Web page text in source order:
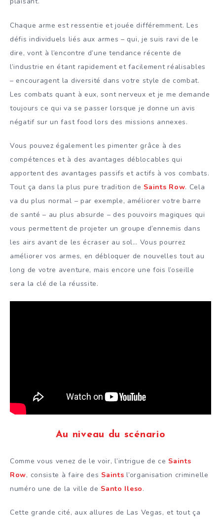
Chaque arme est ressentie et jouée différemment. Les
défis individuels liés aux armes – qui, je suis ravi de le
dire, vont à l’encontre d’une tendance récente de
l’industrie en étant rapidement et facilement réalisables
– encouragent la diversité dans votre style de combat.
Les combats quant à eux, sont nerveux et je me demande
toujours ce qui va se passer lorsque je donne un avis
négatif sur un fast food lors des missions annexes.
Vous pouvez également les pimenter grâce à des
compétences et à des avantages déblocables qui
apportent des avantages passifs et actifs à vos combats.
Tout ça dans la plus pure tradition de Saints Row. Cela
va du plus normal – par exemple, améliorer votre barre
de santé – au plus absurde – des pouvoirs magiques qui
vous permettent de projeter un groupe d’ennemis dans
les airs avant de les écraser au sol… Vous pourrez
améliorer vos armes, en débloquer de nouvelles tout au
long de votre aventure, mais encore une fois l’oseille
sera la clé de la réussite.
Au niveau du scénario
Comme vous venez de le voir, l’intrigue de ce Saints
Row, consiste à faire des Saintsl’organisation criminelle
numéro une de la ville de Santo Ileso.
Cette grande cité, aux allures de Las Vegas, et tout ça